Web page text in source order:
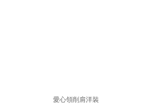
愛心領削肩洋裝